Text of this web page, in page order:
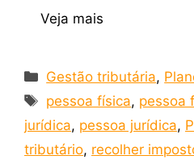
Veja mais
Gestão tributária,
pessoa física, pessoa
jurídica, pessoa jurídica,
tributário, recolher